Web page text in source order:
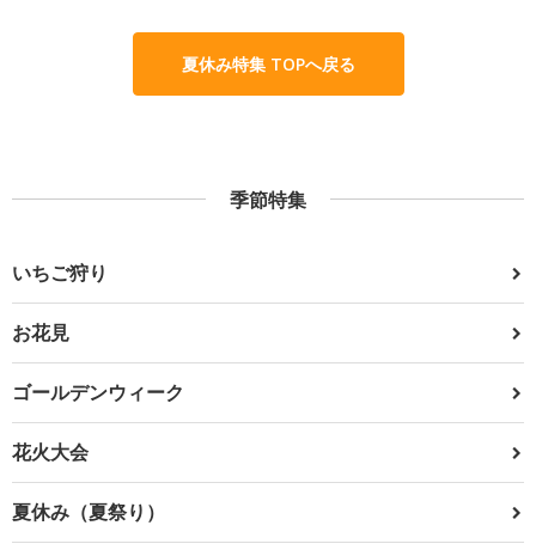
夏休み特集 TOPへ戻る
季節特集
いちご狩り
お花見
ゴールデンウィーク
花火大会
夏休み（夏祭り）